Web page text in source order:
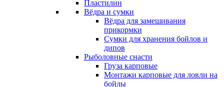
Пластилин
Вёдра и сумки
Вёдра для замешивания
прикормки
Сумки для хранения бойлов и
дипов
Рыболовные снасти
Груза карповые
Монтажи карповые для ловли на
бойлы